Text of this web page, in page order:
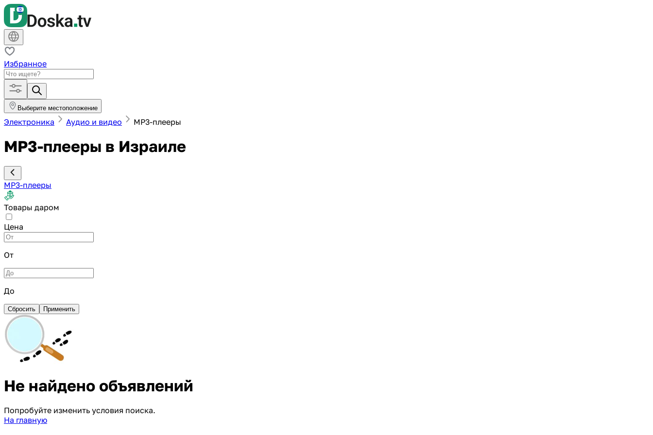
Избранное
Выберите местоположение
Электроника Аудио и видео MP3-плееры
MP3-плееры в Израиле
MP3-плееры
Товары даром
Цена
От
До
Сбросить Применить
Не найдено объявлений
Попробуйте изменить условия поиска.
На главную